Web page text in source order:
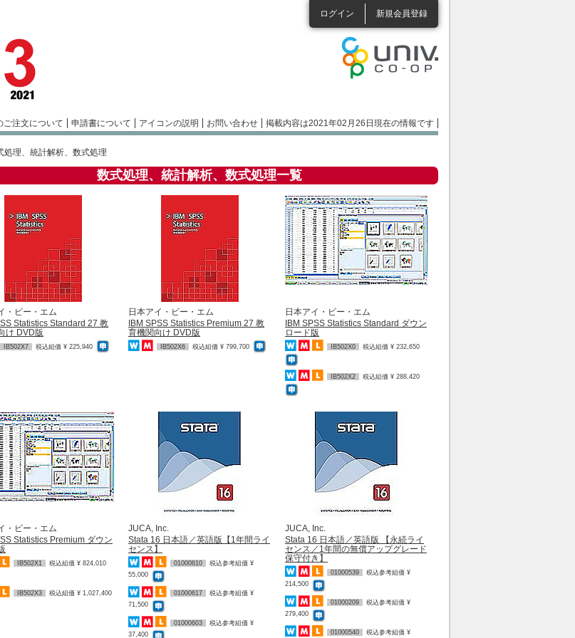
ログイン 新規会員登録
ご注文について 申請書について アイコンの説明 お問い合わせ 掲載内容は2021年02月26日現在の情報です
処理、統計解析、数式処理
数式処理、統計解析、数式処理一覧
・ビー・エム
Statistics Standard 27 教
け DVD版
IB502X7 税込組価 ¥ 225,940
日本アイ・ビー・エム
IBM SPSS Statistics Premium 27 教
育機関向け DVD版
IB502X6 税込組価 ¥ 799,700
日本アイ・ビー・エム
IBM SPSS Statistics Standard ダウン
ロード版
IB502X0 税込組価 ¥ 232,650
IB502X2 税込組価 ¥ 288,420
・ビー・エム
Statistics Premium ダウン
IB502X1 税込組価 ¥ 824,010
IB502X3 税込組価 ¥ 1,027,400
JUCA, Inc.
Stata 16 日本語／英語版【1年間ライ
センス】
01000610 税込参考組価 ¥
55,000
01000617 税込参考組価 ¥
71,500
01000603 税込参考組価 ¥
37,400
JUCA, Inc.
Stata 16 日本語／英語版 【永続ライ
センス／1年間の無償アップグレード
保守付き】
01000539 税込参考組価 ¥
214,500
01000209 税込参考組価 ¥
279,400
01000540 税込参考組価 ¥